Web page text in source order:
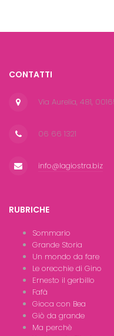
CONTATTI
Via Aurelia, 481,
06 66 1321
info@lagiostra.biz
RUBRICHE
Sommario
Grande Storia
Un mondo da fare
Le orecchie di Gino
Ernesto il gerbillo
Fafà
Gioca con Bea
Giò da grande
Ma perchè